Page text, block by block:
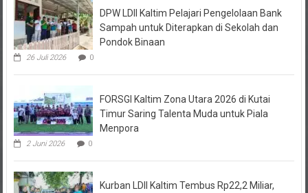
DPW LDII Kaltim Pelajari Pengelolaan Bank
Sampah untuk Diterapkan di Sekolah dan
Pondok Binaan
26 Juli 2026 0
FORSGI Kaltim Zona Utara 2026 di Kutai
Timur Saring Talenta Muda untuk Piala
Menpora
2 Juni 2026 0
Kurban LDII Kaltim Tembus Rp22,2 Miliar,